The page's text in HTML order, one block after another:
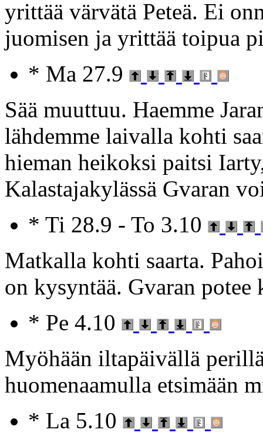
yrittää värvätä Peteä. Ei
juomisen ja yrittää toipua
* Ma 27.9
Sää muuttuu. Haemme
lähdemme laivalla kohti
hieman heikoksi paitsi
Kalastajakylässä Gvaran
* Ti 28.9 - To 3.10
Matkalla kohti saarta.
on kysyntää. Gvaran potee
* Pe 4.10
Myöhään iltapäivällä
huomenaamulla etsimään
* La 5.10